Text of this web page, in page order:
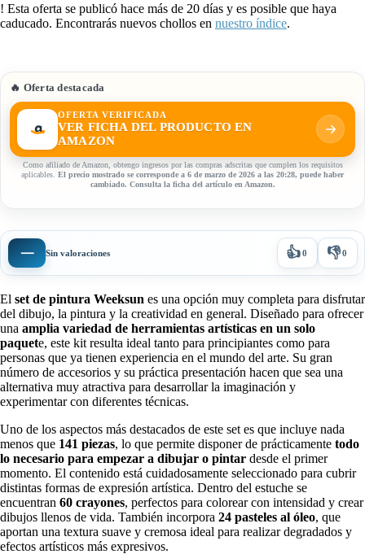
! Esta oferta se publicó hace más de 20 días y es posible que haya
caducado. Encontrarás nuevos chollos en nuestro índice.
🔥 Oferta destacada
OFERTA VERIFICADA
VER FICHA DEL PRODUCTO EN
AMAZON
Como afiliado de Amazon, obtengo ingresos por las compras adscritas que cumplen los requisitos
aplicables. El precio mostrado se corresponde a 6 de marzo de 2026 a las 20:28, puede haber
cambiado. Consulta la ficha del artículo en Amazon.
— Sin valoraciones 👍0 👎0
El set de pintura Weeksun es una opción muy completa para disfrutar
del dibujo, la pintura y la creatividad en general. Diseñado para ofrecer
una amplia variedad de herramientas artísticas en un solo
paquete, este kit resulta ideal tanto para principiantes como para
personas que ya tienen experiencia en el mundo del arte. Su gran
número de accesorios y su práctica presentación hacen que sea una
alternativa muy atractiva para desarrollar la imaginación y
experimentar con diferentes técnicas.
Uno de los aspectos más destacados de este set es que incluye nada
menos que 141 piezas, lo que permite disponer de prácticamente todo
lo necesario para empezar a dibujar o pintar desde el primer
momento. El contenido está cuidadosamente seleccionado para cubrir
distintas formas de expresión artística. Dentro del estuche se
encuentran 60 crayones, perfectos para colorear con intensidad y crear
dibujos llenos de vida. También incorpora 24 pasteles al óleo, que
aportan una textura suave y cremosa ideal para realizar degradados y
efectos artísticos más expresivos.